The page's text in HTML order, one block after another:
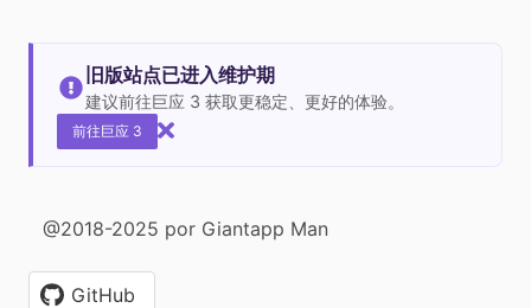
旧版站点已进入维护期
建议前往巨应 3 获取更稳定、更好的体验。
前往巨应 3
@2018-2025 por Giantapp Man
GitHub